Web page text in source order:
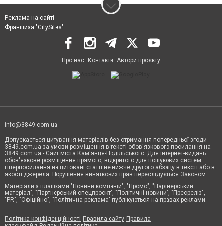
Реклама на сайті
Франшиза "CitySites"
Про нас Контакти Автори проєкту
info@3849.com.ua
Допускається цитування матеріалів без отримання попередньої згоди
3849.com.ua за умови розміщення в тексті обов'язкового посилання на
3849.com.ua - Сайт міста Кам'янця-Подільського. Для інтернет-видань
обов'язкове розміщення прямого, відкритого для пошукових систем
гіперпосилання на цитовані статті не нижче другого абзацу в тексті або в
якості джерела. Порушення виняткових прав переслідується Законом.
Матеріали з плашками "Новини компаній", "Промо", "Партнерський
матеріал", "Партнерський спецпроєкт", "Політичні новини", "Пресреліз",
"PR", "Офіційно", "Політична реклама" публікуються на правах реклами.
Політика конфіденційності Правила сайту Правила